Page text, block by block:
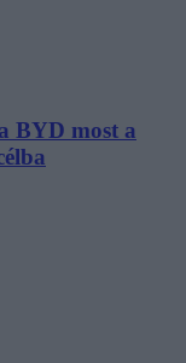
BYD most a